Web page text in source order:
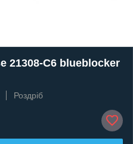
21308-C6 blueblocker
Роздріб